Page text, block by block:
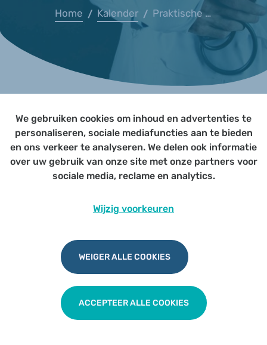
Home / Kalender / Praktische kennis en vaardigheden - Domus
Page not yet published
We gebruiken cookies om inhoud en advertenties te
personaliseren, sociale mediafuncties aan te bieden
en ons verkeer te analyseren. We delen ook informatie
over uw gebruik van onze site met onze partners voor
sociale media, reclame en analytics.
Wijzig voorkeuren
WEIGER ALLE COOKIES
ACCEPTEER ALLE COOKIES
Privacy|Cookies|Disclaimer
Udesite